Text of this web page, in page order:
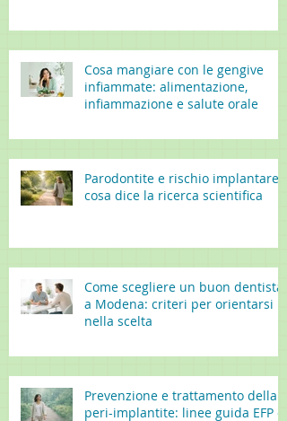
Cosa mangiare con le gengive
infiammate: alimentazione,
infiammazione e salute orale
Parodontite e rischio implantare:
cosa dice la ricerca scientifica
Come scegliere un buon dentista
a Modena: criteri per orientarsi
nella scelta
Prevenzione e trattamento della
peri-implantite: linee guida EFP e